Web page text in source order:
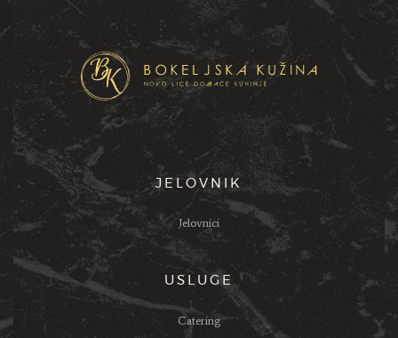
JELOVNIK
Jelovnici
USLUGE
Catering